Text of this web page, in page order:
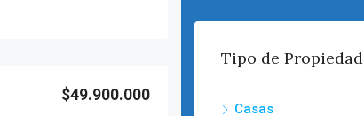
$49.900.000
Tipo de Propiedad
Casas